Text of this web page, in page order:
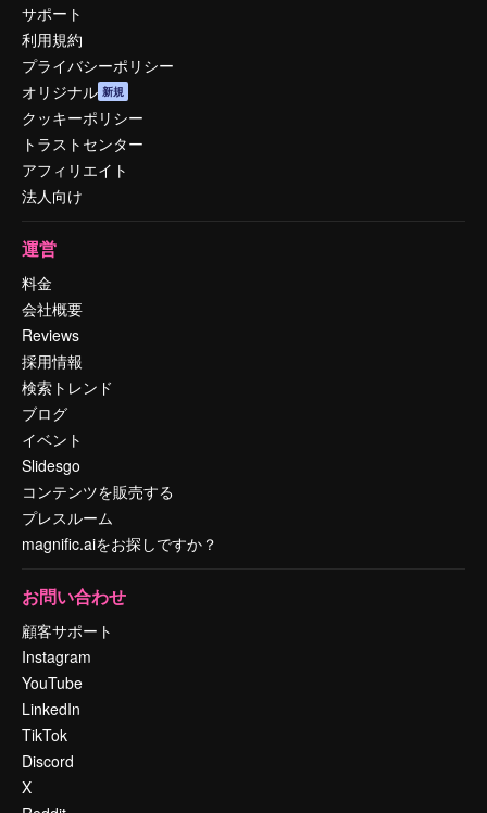
サポート
利用規約
プライバシーポリシー
オリジナル 新規
クッキーポリシー
トラストセンター
アフィリエイト
法人向け
運営
料金
会社概要
Reviews
採用情報
検索トレンド
ブログ
イベント
Slidesgo
コンテンツを販売する
プレスルーム
magnific.aiをお探しですか？
お問い合わせ
顧客サポート
Instagram
YouTube
LinkedIn
TikTok
Discord
X